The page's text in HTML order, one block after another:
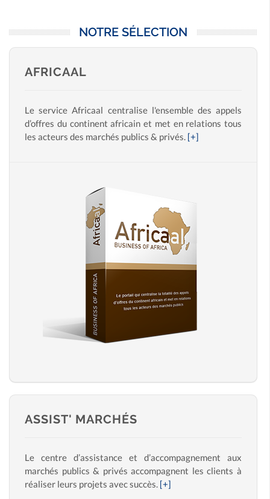
NOTRE SÉLECTION
AFRICAAL
Le service Africaal centralise l'ensemble des appels
d’offres du continent africain et met en relations tous
les acteurs des marchés publics & privés. [+]
ASSIST' MARCHÉS
Le centre d’assistance et d’accompagnement aux
marchés publics & privés accompagnent les clients à
réaliser leurs projets avec succès. [+]